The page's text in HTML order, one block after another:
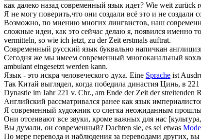
как далеко назад современный язык идет? Wie weit zurück
Я не могу поверить,что они создали всё это и не создали
Возможно, по мнению многих лингвистов, наш
сложные идеи, как это сейчас делаю я, появился именно
vermitteln, so wie ich jetzt, zu der Zeit erstmals auftrat.
Современный русский язык буквально напичкан
Сегодня же мы имеем современный многоканальный
ambulant eingesetzt werden kann.
Язык - это искра человеческого духа. Eine Sprache ist
Так Китай выглядел, когда победила династия Цинь, в
Dynastie im Jahr 221 v. Chr., am Ende der Zeit der streitenden
Английский рассматривался ранее как язык
Я современный художник со слегка неожиданным
Они отсеивают все звуки, кроме важных для нас [культура,
Вы думали, он современный? Dachten sie, es sei etwas
По мере перевода и наблюдения за переводами других, вы